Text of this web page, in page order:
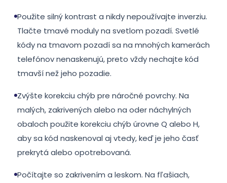
Použite silný kontrast a nikdy nepoužívajte inverziu.
Tlačte tmavé moduly na svetlom pozadí. Svetlé
kódy na tmavom pozadí sa na mnohých kamerách
telefónov nenaskenujú, preto vždy nechajte kód
tmavší než jeho pozadie.
Zvýšte korekciu chýb pre náročné povrchy. Na
malých, zakrivených alebo na oder náchylných
obaloch použite korekciu chýb úrovne Q alebo H,
aby sa kód naskenoval aj vtedy, keď je jeho časť
prekrytá alebo opotrebovaná.
Počítajte so zakrivením a leskom. Na fľašiach,